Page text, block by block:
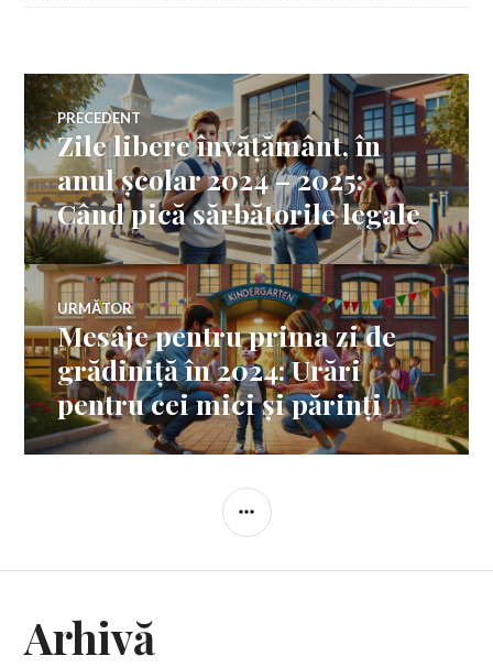
Navigare
în
articole
PRECEDENT
Articolul
anterior:
Zile libere învățământ, în
anul școlar 2024 – 2025:
Când pică sărbătorile legale
URMĂTOR
Articolul
următor:
Mesaje pentru prima zi de
grădiniță în 2024: Urări
pentru cei mici și părinți
BARĂ
Arhivă